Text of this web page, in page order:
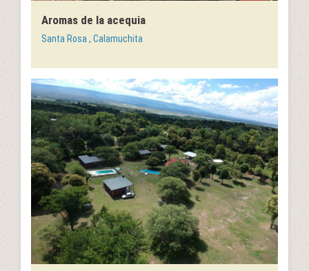
Aromas de la acequia
Santa Rosa , Calamuchita